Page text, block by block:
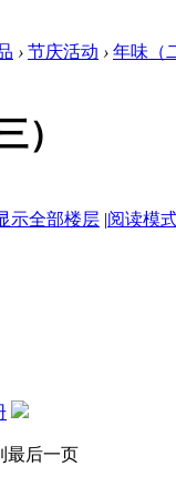
› 节庆活动 › 年味（
）
示全部楼层 |阅读模
最后一页